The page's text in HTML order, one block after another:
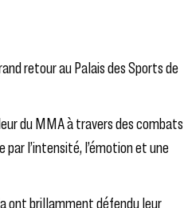
retour auPalais des Sports de
du MMA à travers des combats
par l’intensité, l’émotion et une
ont brillamment défendu leur